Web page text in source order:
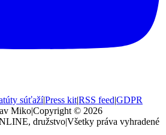
súťaží|Press kit|RSS feed|GDPR
Miko|Copyright © 2026
družstvo|Všetky práva vyhradené